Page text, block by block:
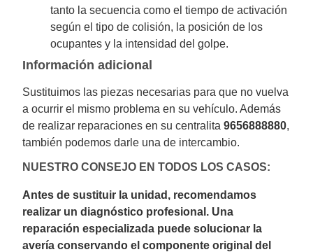
tanto la secuencia como el tiempo de activación
según el tipo de colisión, la posición de los
ocupantes y la intensidad del golpe.
Información adicional
Sustituimos las piezas necesarias para que no vuelva
a ocurrir el mismo problema en su vehículo. Además
de realizar reparaciones en su centralita9656888880,
también podemos darle una de intercambio.
NUESTRO CONSEJO EN TODOS LOS CASOS:
Antes de sustituir la unidad, recomendamos
realizar un diagnóstico profesional. Una
reparación especializada puede solucionar la
avería conservando el componente original del